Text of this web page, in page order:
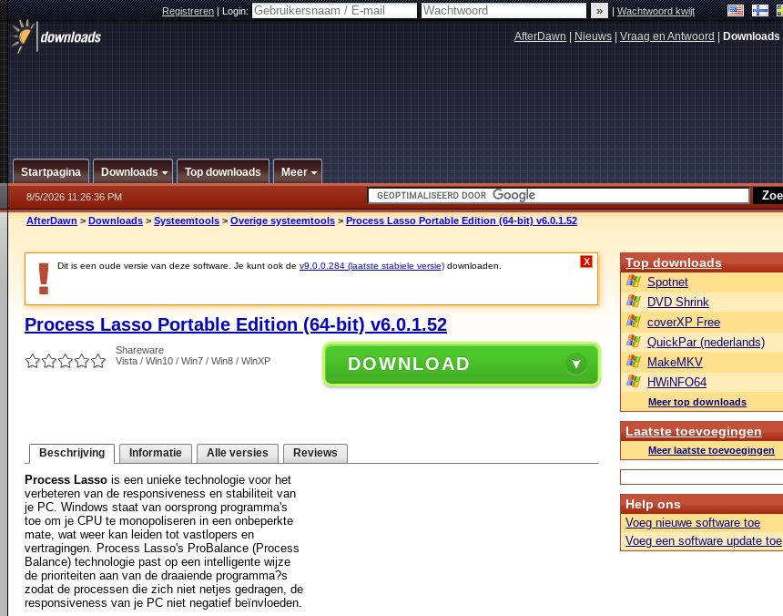
Registreren|Login: |Wachtwoord kwijt
AfterDawn Nieuws Vraag en Antwoord Downloads
Startpagina Downloads Top downloads Meer
8/5/2026 11:26:36 PM
AfterDawn > Downloads > Systeemtools > Overige systeemtools > Process Lasso Portable Edition (64-bit) v6.0.1.52
Dit is een oude versie van deze software. Je kunt ook de v9.0.0.284 (laatste stabiele versie) downloaden. X
Process Lasso Portable Edition (64-bit) v6.0.1.52
Shareware
Vista / Win10 / Win7 / Win8 / WinXP
DOWNLOAD
Beschrijving Informatie Alle versies Reviews
Process Lasso is een unieke technologie voor het
verbeteren van de responsiveness en stabiliteit van
je PC. Windows staat van oorsprong programma's
toe om je CPU te monopoliseren in een onbeperkte
mate, wat weer kan leiden tot vastlopers en
vertragingen. Process Lasso's ProBalance (Process
Balance) technologie past op een intelligente wijze
de prioriteiten aan van de draaiende programma?s
zodat de processen die zich niet netjes gedragen, de
responsiveness van je PC niet negatief beïnvloeden.
Top downloads
Spotnet
DVD Shrink
coverXP Free
QuickPar (nederlands)
MakeMKV
HWiNFO64
Meer top downloads
Laatste toevoegingen
Meer laatste toevoegingen
Help ons
Voeg nieuwe software toe
Voeg een software update toe